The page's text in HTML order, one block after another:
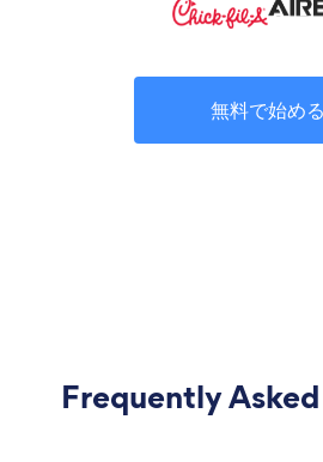
無料で始める
Frequently